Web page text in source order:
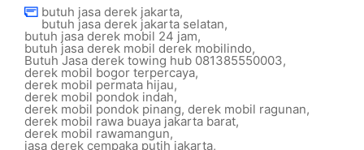
butuh jasa derek jakarta,
butuh jasa derek jakarta selatan,
butuh jasa derek mobil 24 jam,
butuh jasa derek mobil derek mobilindo,
Butuh Jasa derek towing hub 081385550003,
derek mobil bogor terpercaya,
derek mobil permata hijau,
derek mobil pondok indah,
derek mobil pondok pinang, derek mobil ragunan,
derek mobil rawa buaya jakarta barat,
derek mobil rawamangun,
jasa derek cempaka putih jakarta,